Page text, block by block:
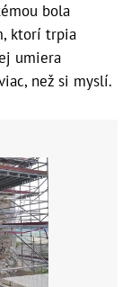
bola
ktorí trpia
umiera
než si myslí.